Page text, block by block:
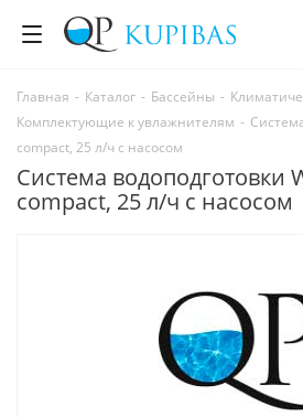
Главная - Каталог - Бассейны -
Комплектующие к увлажнителям -
compact, 25 л/ч с насосом
Система водоподготовки
compact, 25 л/ч с насосом